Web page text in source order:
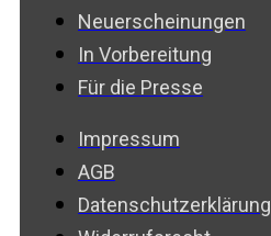
Neuerscheinungen
In Vorbereitung
Für die Presse
Impressum
AGB
Datenschutzerklärung